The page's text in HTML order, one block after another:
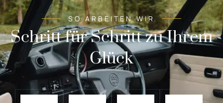
SO ARBEITEN WIR
Schritt für Schritt zu Ihrem
Glück